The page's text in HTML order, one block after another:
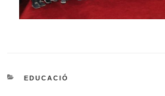
CATEGORIES
EDUCACIÓ